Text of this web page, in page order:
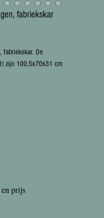
fabriekskar
fabriekskar. De
zijn 100,5x70x31 cm